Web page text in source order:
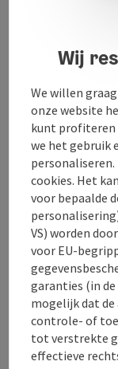
SAM zet de
regio, maar
Rottinger ook
Contact
Ligging
Wij
We willen
onze website
kunt profiteren
we het gebruik
cookies. Het
voor bepaalde
VS) worden
voor EU-
garanties (in de
mogelijk dat de
controle- of
tot verstrekte
effectieve